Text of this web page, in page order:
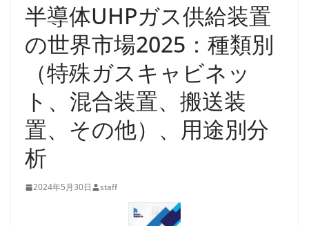
半導体UHPガス供給装置
の世界市場2025：種類別
（特殊ガスキャビネッ
ト、混合装置、搬送装
置、その他）、用途別分
析
2024年5月30日 staff